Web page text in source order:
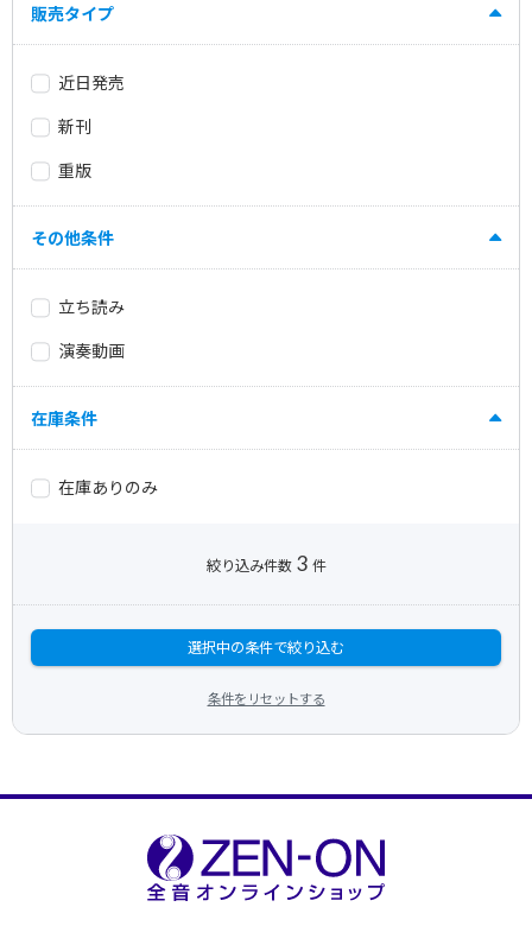
販売タイプ
近日発売
新刊
重版
その他条件
立ち読み
演奏動画
在庫条件
在庫ありのみ
絞り込み件数 3 件
選択中の条件で絞り込む
条件をリセットする